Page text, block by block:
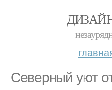
Северный уют